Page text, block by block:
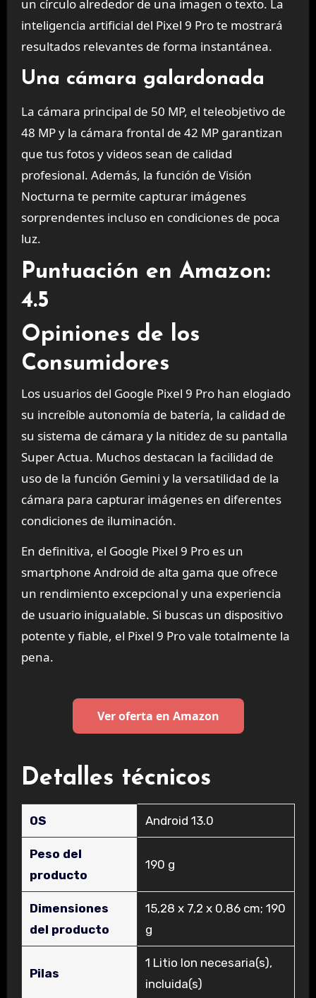
un círculo alrededor de una imagen o texto. La
inteligencia artificial del Pixel 9 Pro te mostrará
resultados relevantes de forma instantánea.
Una cámara galardonada
La cámara principal de 50 MP, el teleobjetivo de
48 MP y la cámara frontal de 42 MP garantizan
que tus fotos y videos sean de calidad
profesional. Además, la función de Visión
Nocturna te permite capturar imágenes
sorprendentes incluso en condiciones de poca
luz.
Puntuación en Amazon:
4.5
Opiniones de los
Consumidores
Los usuarios del Google Pixel 9 Pro han elogiado
su increíble autonomía de batería, la calidad de
su sistema de cámara y la nitidez de su pantalla
Super Actua. Muchos destacan la facilidad de
uso de la función Gemini y la versatilidad de la
cámara para capturar imágenes en diferentes
condiciones de iluminación.
En definitiva, el Google Pixel 9 Pro es un
smartphone Android de alta gama que ofrece
un rendimiento excepcional y una experiencia
de usuario inigualable. Si buscas un dispositivo
potente y fiable, el Pixel 9 Pro vale totalmente la
pena.
Ver oferta en Amazon
Detalles técnicos
OS ‎Android 13.0
Peso del
producto
‎190 g
Dimensiones
del producto
‎15,28 x 7,2 x 0,86 cm; 190
g
Pilas
‎1 Litio Ion necesaria(s),
incluida(s)